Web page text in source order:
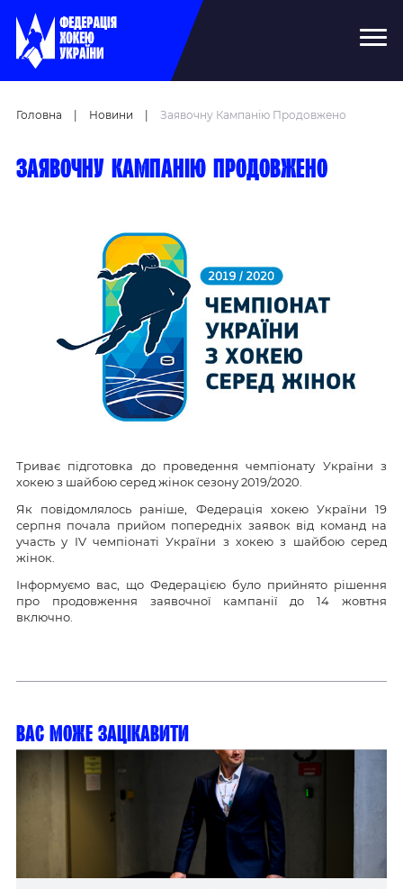
Головна Новини Заявочну Кампанію Продовжено
Заявочну кампанію продовжено
Триває підготовка до проведення чемпіонату України з
хокею з шайбою серед жінок сезону 2019/2020.
Як повідомлялось раніше, Федерація хокею України 19
серпня почала прийом попередніх заявок від команд на
участь у IV чемпіонаті України з хокею з шайбою серед
жінок.
Інформуємо вас, що Федерацією було прийнято рішення
про продовження заявочної кампанії до 14 жовтня
включно.
Вас може зацікавити